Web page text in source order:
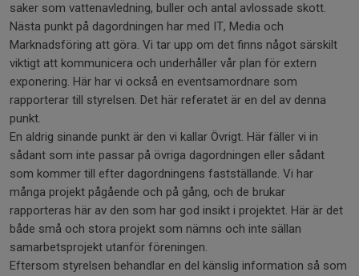
saker som vattenavledning, buller och antal avlossade skott.
Nästa punkt på dagordningen har med IT, Media och
Marknadsföring att göra. Vi tar upp om det finns något särskilt
viktigt att kommunicera och underhåller vår plan för extern
exponering. Här har vi också en eventsamordnare som
rapporterar till styrelsen. Det här referatet är en del av denna
punkt.
En aldrig sinande punkt är den vi kallar Övrigt. Här fäller vi in
sådant som inte passar på övriga dagordningen eller sådant
som kommer till efter dagordningens fastställande. Vi har
många projekt pågående och på gång, och de brukar
rapporteras här av den som har god insikt i projektet. Här är det
både små och stora projekt som nämns och inte sällan
samarbetsprojekt utanför föreningen.
Eftersom styrelsen behandlar en del känslig information så som